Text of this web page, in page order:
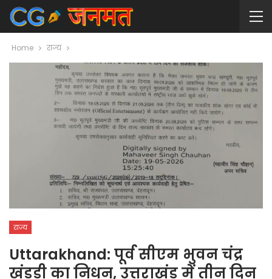
Home राज्य
राज्य
Uttarakhand: पूर्व सीएम भुवन चंद्र
खंडूड़ी का निधन, उत्तराखंड में तीन दिन